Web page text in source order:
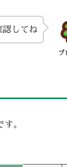
ブ
してね
。